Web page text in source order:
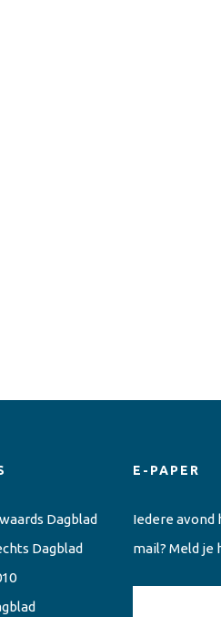
Dagblad
Dagblad
E-PAPER
Iedere avond
mail? Meld je